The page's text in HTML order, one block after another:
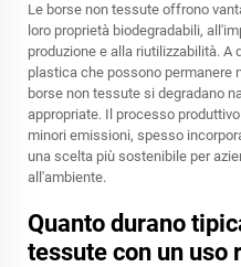
Le borse non tessute offrono
loro proprietà biodegradabili,
produzione e alla riutilizzabilità.
plastica che possono permanere
borse non tessute si degradano
appropriate. Il processo
minori emissioni, spesso
una scelta più sostenibile per
all'ambiente.
Quanto durano
tessute con un uso